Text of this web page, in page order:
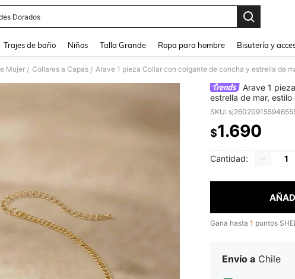
Dorados
Trajes de baño Niños Talla Grande Ropa para hombre Bisutería y
Mujer / Collares a Capas /
Arave 1
estrella de mar,
tema oceánico para
PRICE
$1.690
Cantidad:
Gana hasta 1 puntos
Envío a Chile